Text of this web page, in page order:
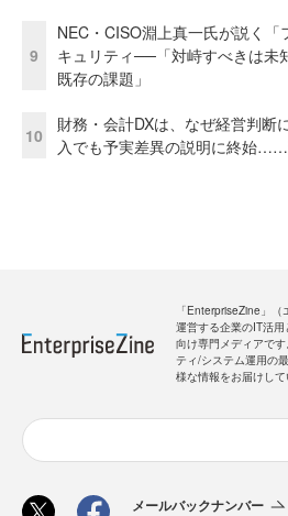
9
NEC・CISO淵上真一氏が説く
キュリティ──「対峙すべきは未
既存の課題」
10
財務・会計DXは、なぜ経営判
入でも予実差異の説明に終始
「EnterpriseZine」
運営する企業のIT活
向け専門メディアで
ティ/システム運用の
様な情報をお届けして
メールバックナンバー